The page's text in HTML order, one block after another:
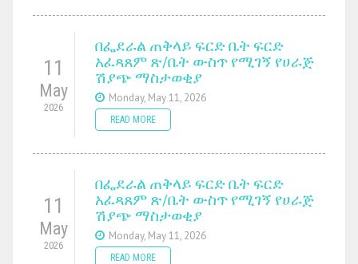
11
May
2026
በፌደራል ጠቅላይ ፍርድ ቤት ፍርድ
አፈጻጸም ጽ/ቤት ውስጥ የሚገኝ የሀራጅ
ሽያጭ ማስታወቂያ
Monday, May 11, 2026
READ MORE
11
May
2026
በፌደራል ጠቅላይ ፍርድ ቤት ፍርድ
አፈጻጸም ጽ/ቤት ውስጥ የሚገኝ የሀራጅ
ሽያጭ ማስታወቂያ
Monday, May 11, 2026
READ MORE